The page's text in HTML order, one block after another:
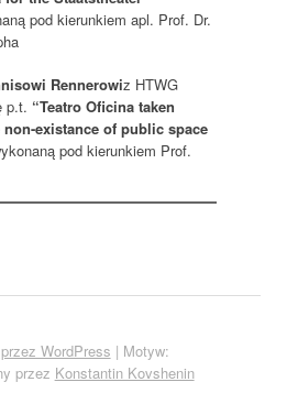
pod kierunkiem apl. Prof. Dr.
Rennerowiz HTWG
p.t. “Teatro Oficina taken
existance of public space
pod kierunkiem Prof.
WordPress | Motyw:
przez Konstantin Kovshenin